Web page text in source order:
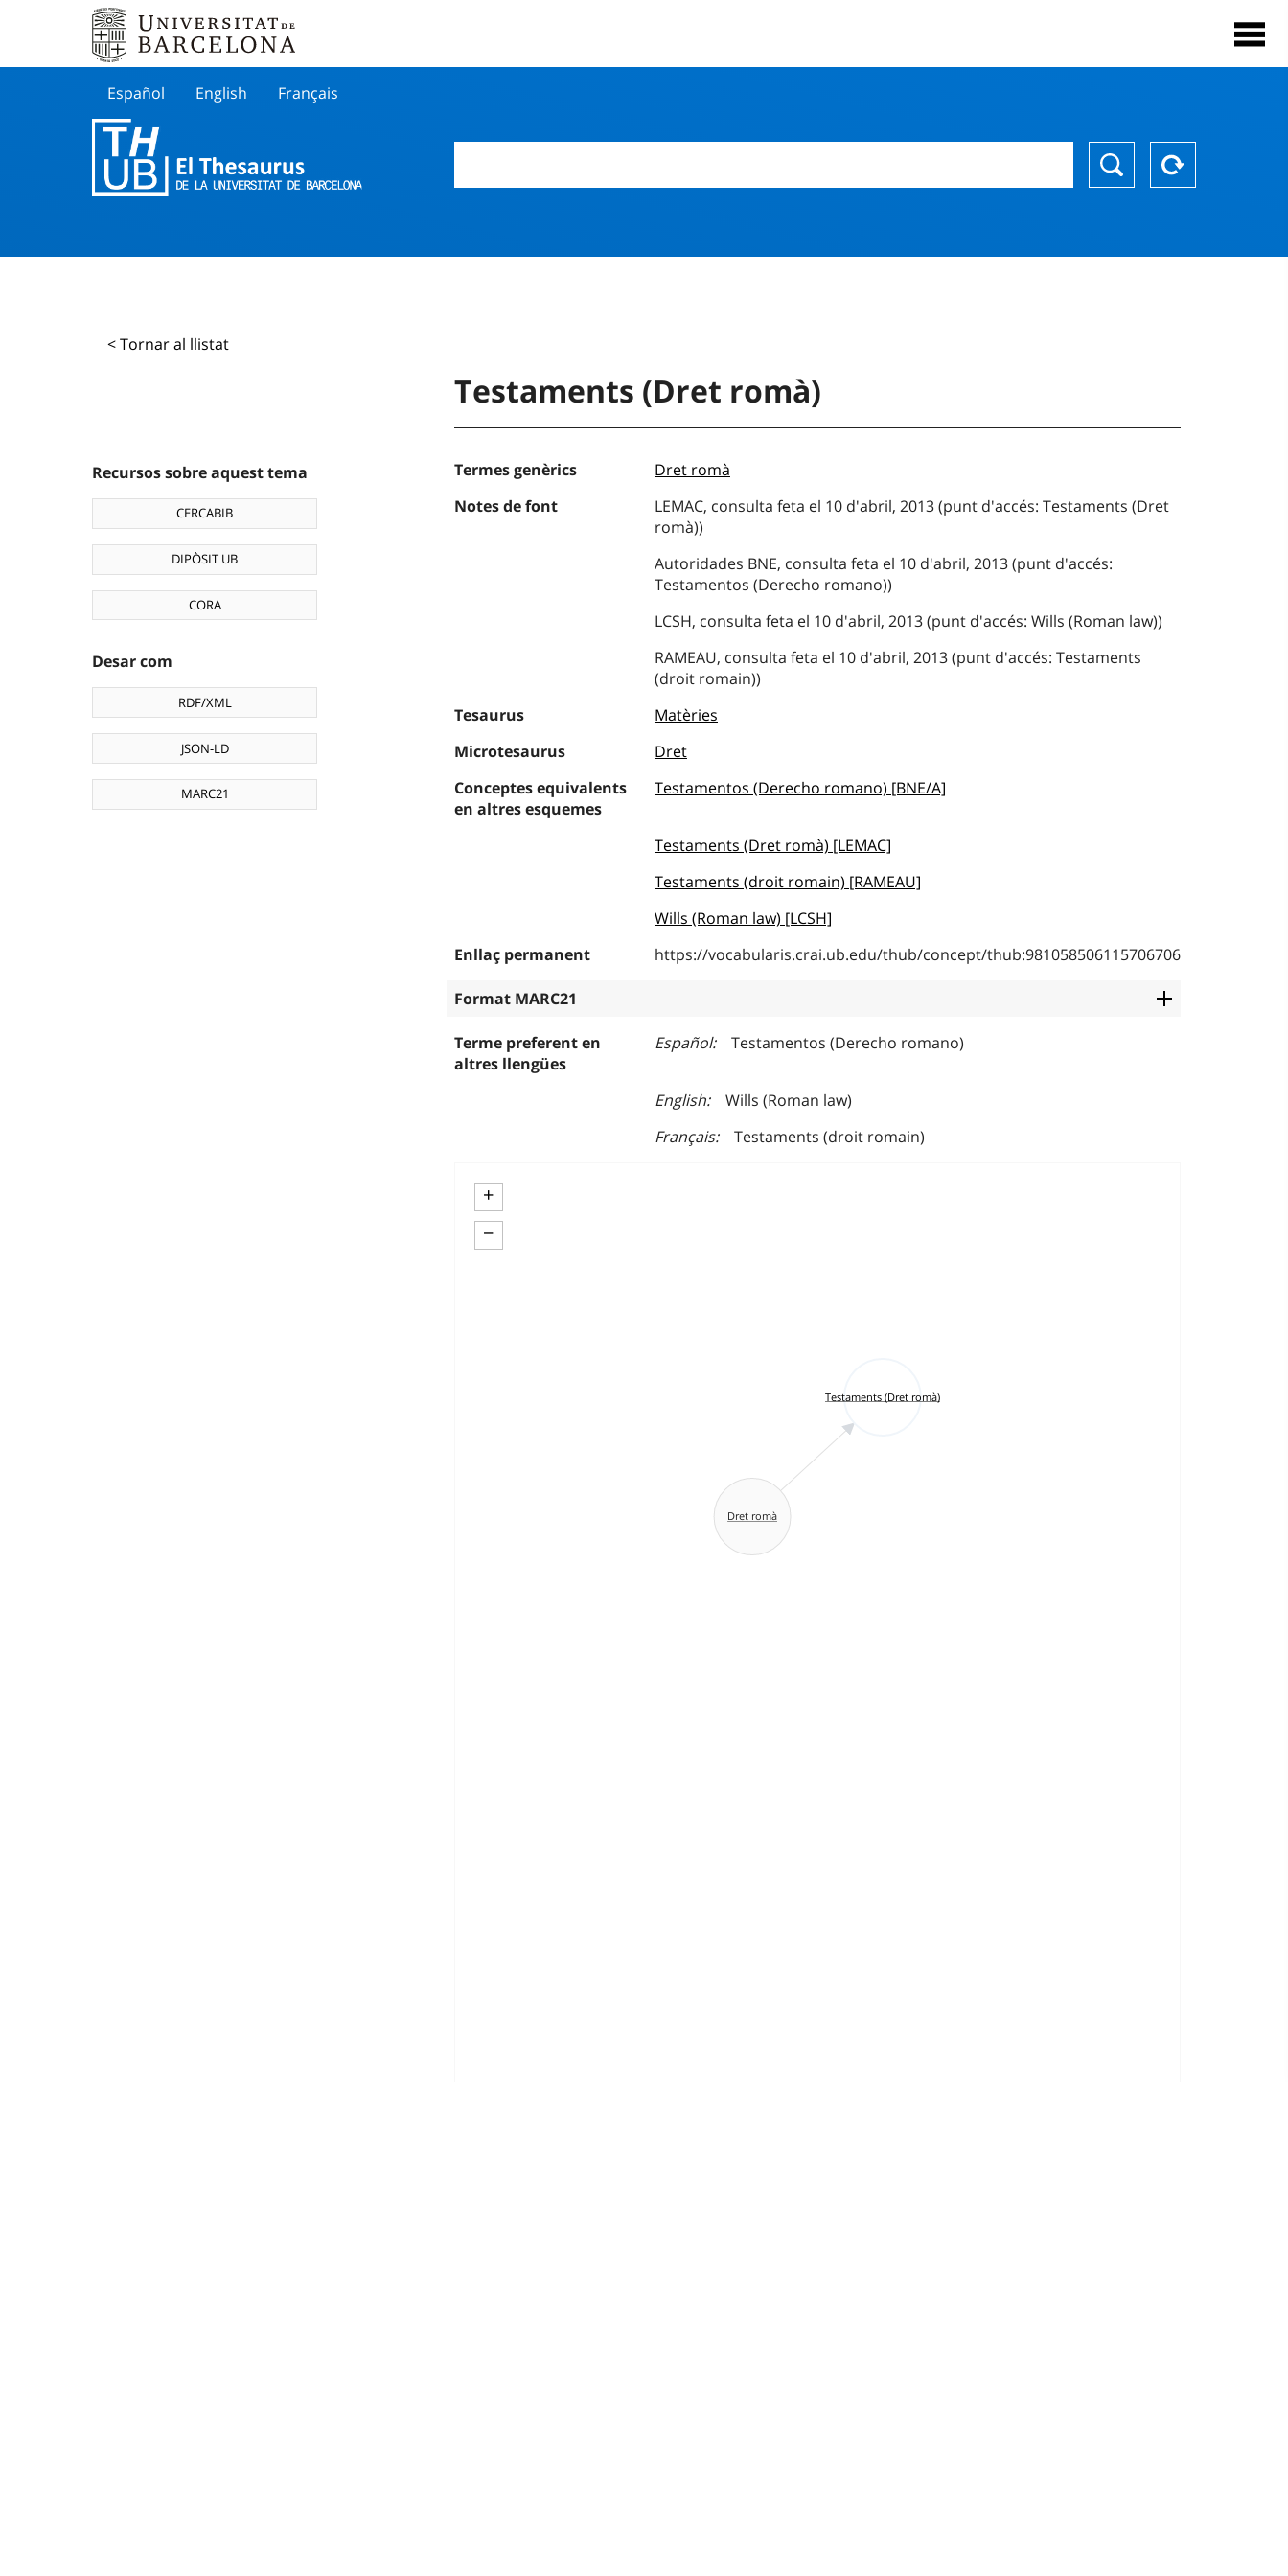
Español English Français
< Tornar al llistat
Recursos sobre aquest tema
CERCABIB
DIPÒSIT UB
CORA
Desar com
RDF/XML
JSON-LD
MARC21
Testaments (Dret romà)
Termes genèrics
Dret romà
Notes de font
LEMAC, consulta feta el 10 d'abril, 2013 (punt d'accés: Testaments (Dret
romà))
Autoridades BNE, consulta feta el 10 d'abril, 2013 (punt d'accés:
Testamentos (Derecho romano))
LCSH, consulta feta el 10 d'abril, 2013 (punt d'accés: Wills (Roman law))
RAMEAU, consulta feta el 10 d'abril, 2013 (punt d'accés: Testaments
(droit romain))
Tesaurus
Matèries
Microtesaurus
Dret
Conceptes equivalents
en altres esquemes
Testamentos (Derecho romano) [BNE/A]
Testaments (Dret romà) [LEMAC]
Testaments (droit romain) [RAMEAU]
Wills (Roman law) [LCSH]
Enllaç permanent
https://vocabularis.crai.ub.edu/thub/concept/thub:981058506115706706
Format MARC21
Terme preferent en
altres llengües
Español Testamentos (Derecho romano)
English
Wills (Roman law)
Français
Testaments (droit romain)
+
−
Testaments (Dret romà)
Dret romà